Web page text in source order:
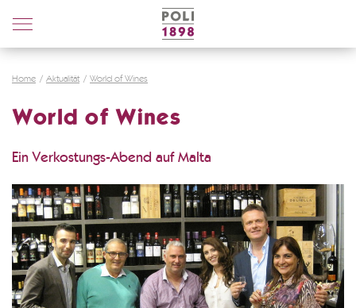
Poli
Distillerie
Home Aktualität World of Wines
World of Wines
Ein Verkostungs-Abend auf Malta